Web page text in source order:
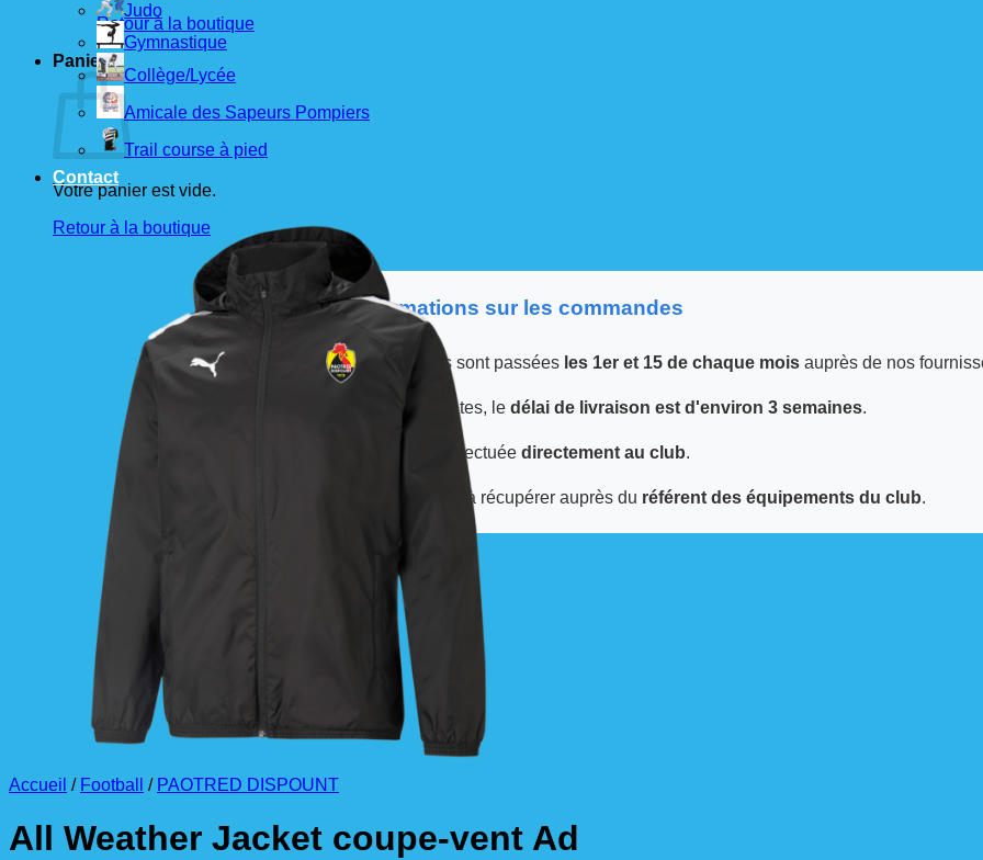
Retour à la boutique
Panier
Votre panier est vide.
Retour à la boutique
📦 Informations sur les commandes
Les commandes sont passées les 1er et 15 de chaque moisauprès de nos
À partir de ces dates, le délai de livraison est d'environ 3 semaines.
La livraison est effectuée directement au club.
La commande est à récupérer auprès du référent des équipements du club.
Judo
Gymnastique
Collège/Lycée
Amicale des Sapeurs Pompiers
Trail course à pied
Contact
Accueil / Football / PAOTRED DISPOUNT
All Weather Jacket coupe-vent Ad